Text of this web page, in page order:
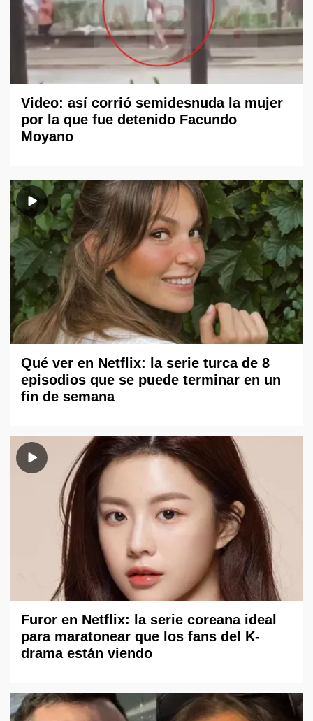
Video: así corrió semidesnuda la mujer
por la que fue detenido Facundo
Moyano
Qué ver en Netflix: la serie turca de 8
episodios que se puede terminar en un
fin de semana
Furor en Netflix: la serie coreana ideal
para maratonear que los fans del K-
drama están viendo